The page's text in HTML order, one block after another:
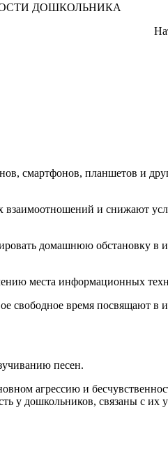
ДОШКОЛЬНИКА
смартфонов, планшетов и
взаимоотношений и снижают
домашнюю обстановку в
места информационных
свободное время посвящают в
песен.
агрессию и
у дошкольников, связаны с их